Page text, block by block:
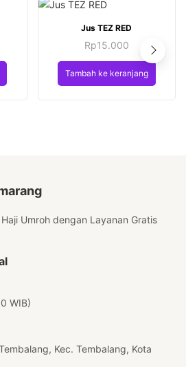
Jus TEZ RED
Rp15.000
Tambah ke keranjang
Umroh dengan Layanan Gratis
WIB)
Kec. Tembalang, Kota